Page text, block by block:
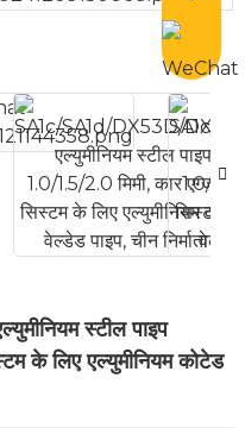
स्टील पाइप
के लिए एल्युमीनियम कोटेड